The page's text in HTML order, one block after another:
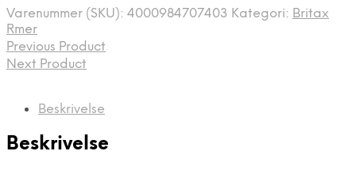
Varenummer (SKU): 4000984707403 Kategori: Britax
Rmer
Previous Product
Next Product
Beskrivelse
Beskrivelse